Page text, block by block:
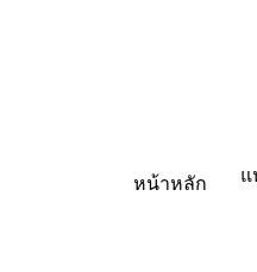
หน้าหลัก แ